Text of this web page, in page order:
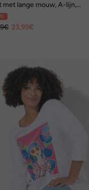
met lange mouw, A-lijn,
all-over motief
23,99€